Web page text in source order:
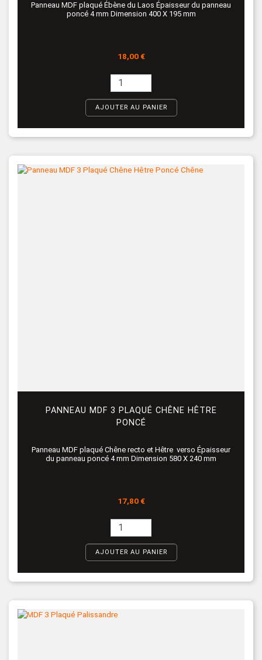
Panneau MDF plaqué Ébène du Laos Épaisseur du panneau
poncé 4 mm Dimension 400 X 195 mm
Prix
18,00 €
AJOUTER AU PANIER
PANNEAU MDF 3 PLAQUÉ CHÊNE HÊTRE
PONCÉ
Panneau MDF plaqué Chêne recto et Hêtre verso Épaisseur
du panneau poncé 4 mm Dimension 580 X 240 mm
Prix
17,80 €
AJOUTER AU PANIER